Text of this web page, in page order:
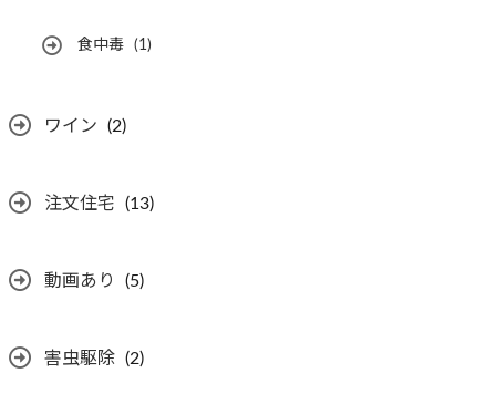
食中毒 (1)
ワイン (2)
注文住宅 (13)
動画あり (5)
害虫駆除 (2)